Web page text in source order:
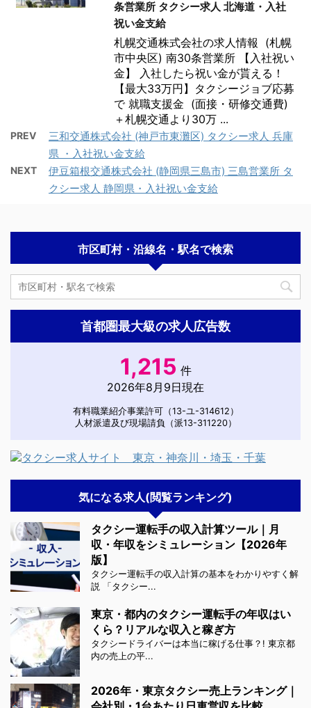
条営業所 タクシー求人 北海道・入社
祝い金支給
札幌交通株式会社の求人情報 (札幌
市中央区) 南30条営業所 【入社祝い
金】 入社したら祝い金が貰える！
【最大33万円】タクシージョブ応募
で 就職支援金 (面接・研修交通費)
＋札幌交通より30万 ...
PREV
三和交通株式会社 (神戸市東灘区) タクシー求人 兵庫
県 ・入社祝い金支給
NEXT
伊豆箱根交通株式会社 (静岡県三島市) 三島営業所 タ
クシー求人 静岡県・入社祝い金支給
市区町村・沿線名・駅名で検索
首都圏最大級の求人広告数
1,215 件
2026年8月9日現在
有料職業紹介事業許可（13-ユ-314612）
人材派遣及び現場請負（派13-311220）
気になる求人(閲覧ランキング)
タクシー運転手の収入計算ツール｜月
収・年収をシミュレーション【2026年
版】
タクシー運転手の収入計算の基本をわかりやすく解
説 「タクシー...
東京・都内のタクシー運転手の年収はい
くら？リアルな収入と稼ぎ方
タクシードライバーは本当に稼げる仕事？! 東京都
内の売上の平...
2026年・東京タクシー売上ランキング｜